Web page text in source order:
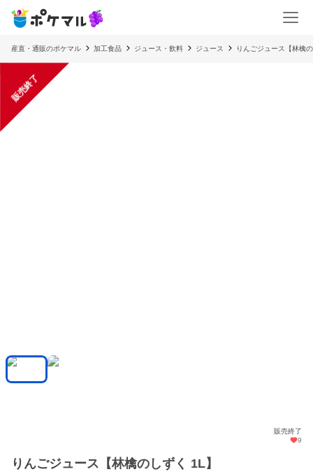
産直・通販のポケマル 加工食品 ジュース・飲料 ジュース りんごジュース【林檎
販売終了
販売終了
9
りんごジュース【林檎のしずく 1L】